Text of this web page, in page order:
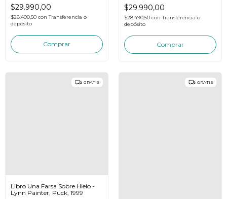
$29.990,00
$28.490,50 con Transferencia o
depósito
$29.990,00
$28.490,50 con Transferencia o
depósito
GRATIS
Libro Una Farsa Sobre Hielo -
Lynn Painter, Puck, 1999
GRATIS